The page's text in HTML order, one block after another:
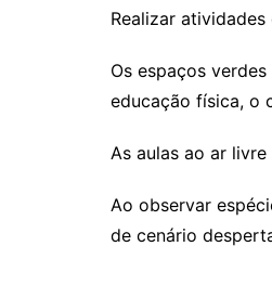
Realizar
Os espaços
educação física, o
As aulas ao ar
Ao observar
de cenário